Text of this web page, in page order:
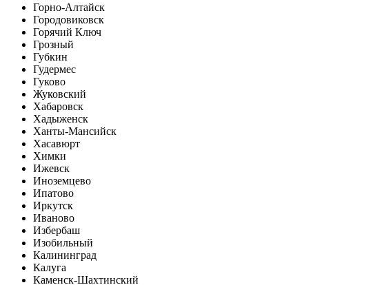
Горно-Алтайск
Городовиковск
Горячий Ключ
Грозный
Губкин
Гудермес
Гуково
Жуковский
Хабаровск
Хадыженск
Ханты-Мансийск
Хасавюрт
Химки
Ижевск
Иноземцево
Ипатово
Иркутск
Иваново
Избербаш
Изобильный
Калининград
Калуга
Каменск-Шахтинский